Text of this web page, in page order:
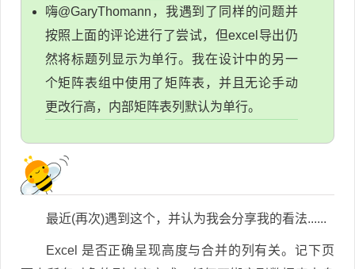
嗨@GaryThomann，我遇到了同样的问题并
按照上面的评论进行了尝试，但excel导出仍
然将标题列显示为单行。我在设计中的另一
个矩阵表组中使用了矩阵表，并且无论手动
更改行高，内部矩阵表列默认为单行。
最近(再次)遇到这个，并认为我会分享我的看法......
Excel 是否正确呈现高度与合并的列有关。记下页